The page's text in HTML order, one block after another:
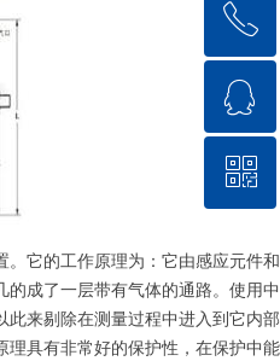
。它的工作原理为：它由感应元件和
成了一层带有气体的通路。使用中
来剔除在测量过程中进入到它内部
理具有非常好的保护性，在保护中能
回到顶部
ꂅ
18571711144
ꁗ
QQ客服
ꀥ